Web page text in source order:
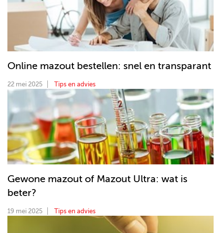
Online mazout bestellen: snel en transparant
22 mei 2025 Tips en advies
Gewone mazout of Mazout Ultra: wat is
beter?
19 mei 2025 Tips en advies